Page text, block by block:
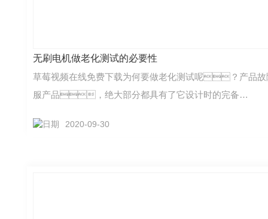
无刷电机做老化测试的必要性
草莓视频在线免费下载为何要做老化测试呢？产品
服产品，绝大部分都具有了它设计时的完备…
2020-09-30